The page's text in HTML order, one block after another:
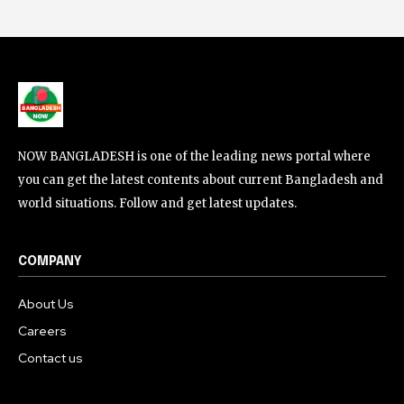
NOW BANGLADESH is one of the leading news portal where
you can get the latest contents about current Bangladesh and
world situations. Follow and get latest updates.
COMPANY
About Us
Careers
Contact us